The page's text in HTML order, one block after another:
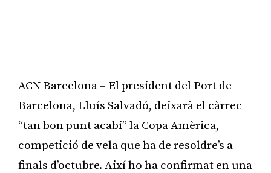
ACN Barcelona – El president del Port de
Barcelona, Lluís Salvadó, deixarà el càrrec
“tan bon punt acabi” la Copa Amèrica,
competició de vela que ha de resoldre’s a
finals d’octubre. Així ho ha confirmat en una